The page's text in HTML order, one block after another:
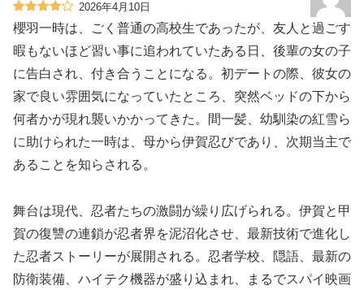
2026年4月10日
櫻羽一時は、ごく普通の高校生であったが、友人と過ごす
暇もないほど習い事に追われていたある日、後輩の女の子
に告白され、付き合うことになる。初デートの際、彼女の
家で良い雰囲気になっていたところ、突然ベッドの下から
何者かが現れ襲いかかってきた。間一髪、幼馴染の紅雪ら
に助けられた一時は、母から伊賀忍びであり、次期当主で
あることを知らされる。
舞台は現代、忍者たちの激闘が繰り広げられる。伊賀と甲
賀の復讐の連鎖が忍者界を泥沼化させ、最新技術で進化し
た忍者ストーリーが展開される。忍者学校、隠語、最新の
防衛装備、ハイテク機器が盛り込まれ、まるでスパイ映画